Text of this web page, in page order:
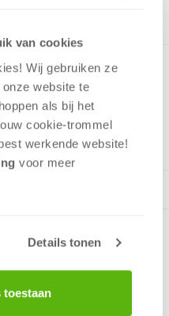
van cookies
Wij gebruiken ze
website te
als bij het
cookie-trommel
werkende website​!
voor meer
Details tonen
toestaan